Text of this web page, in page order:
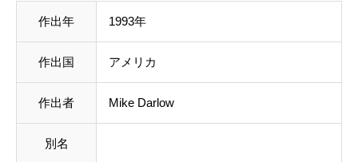
作出年 1993年
作出国 アメリカ
作出者 Mike Darlow
別名